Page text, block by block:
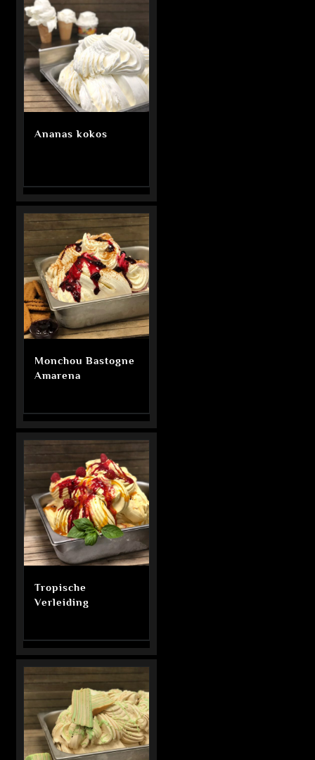
Ananas kokos
Monchou Bastogne
Amarena
Tropische
Verleiding